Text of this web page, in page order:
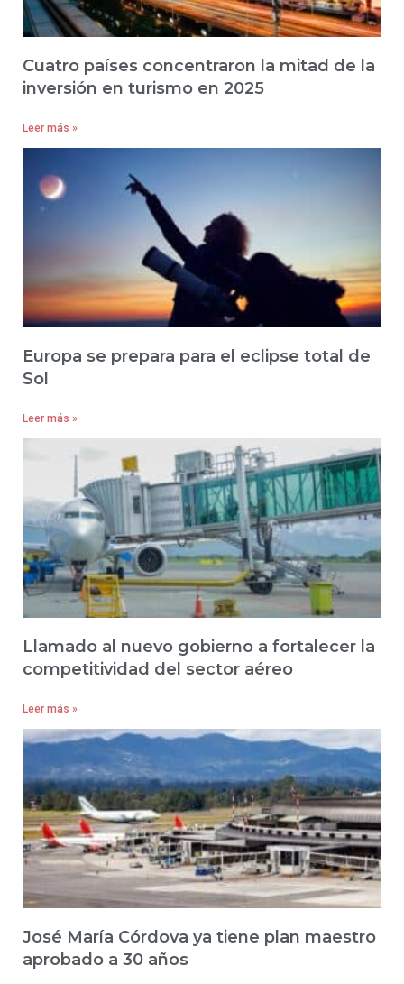
Cuatro países concentraron la mitad de la
inversión en turismo en 2025
Leer más »
Europa se prepara para el eclipse total de
Sol
Leer más »
Llamado al nuevo gobierno a fortalecer la
competitividad del sector aéreo
Leer más »
José María Córdova ya tiene plan maestro
aprobado a 30 años